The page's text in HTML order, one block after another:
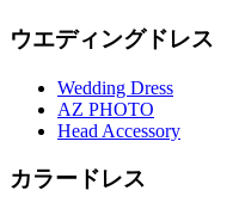
ウエディングドレス
Wedding Dress
AZ PHOTO
Head Accessory
カラードレス